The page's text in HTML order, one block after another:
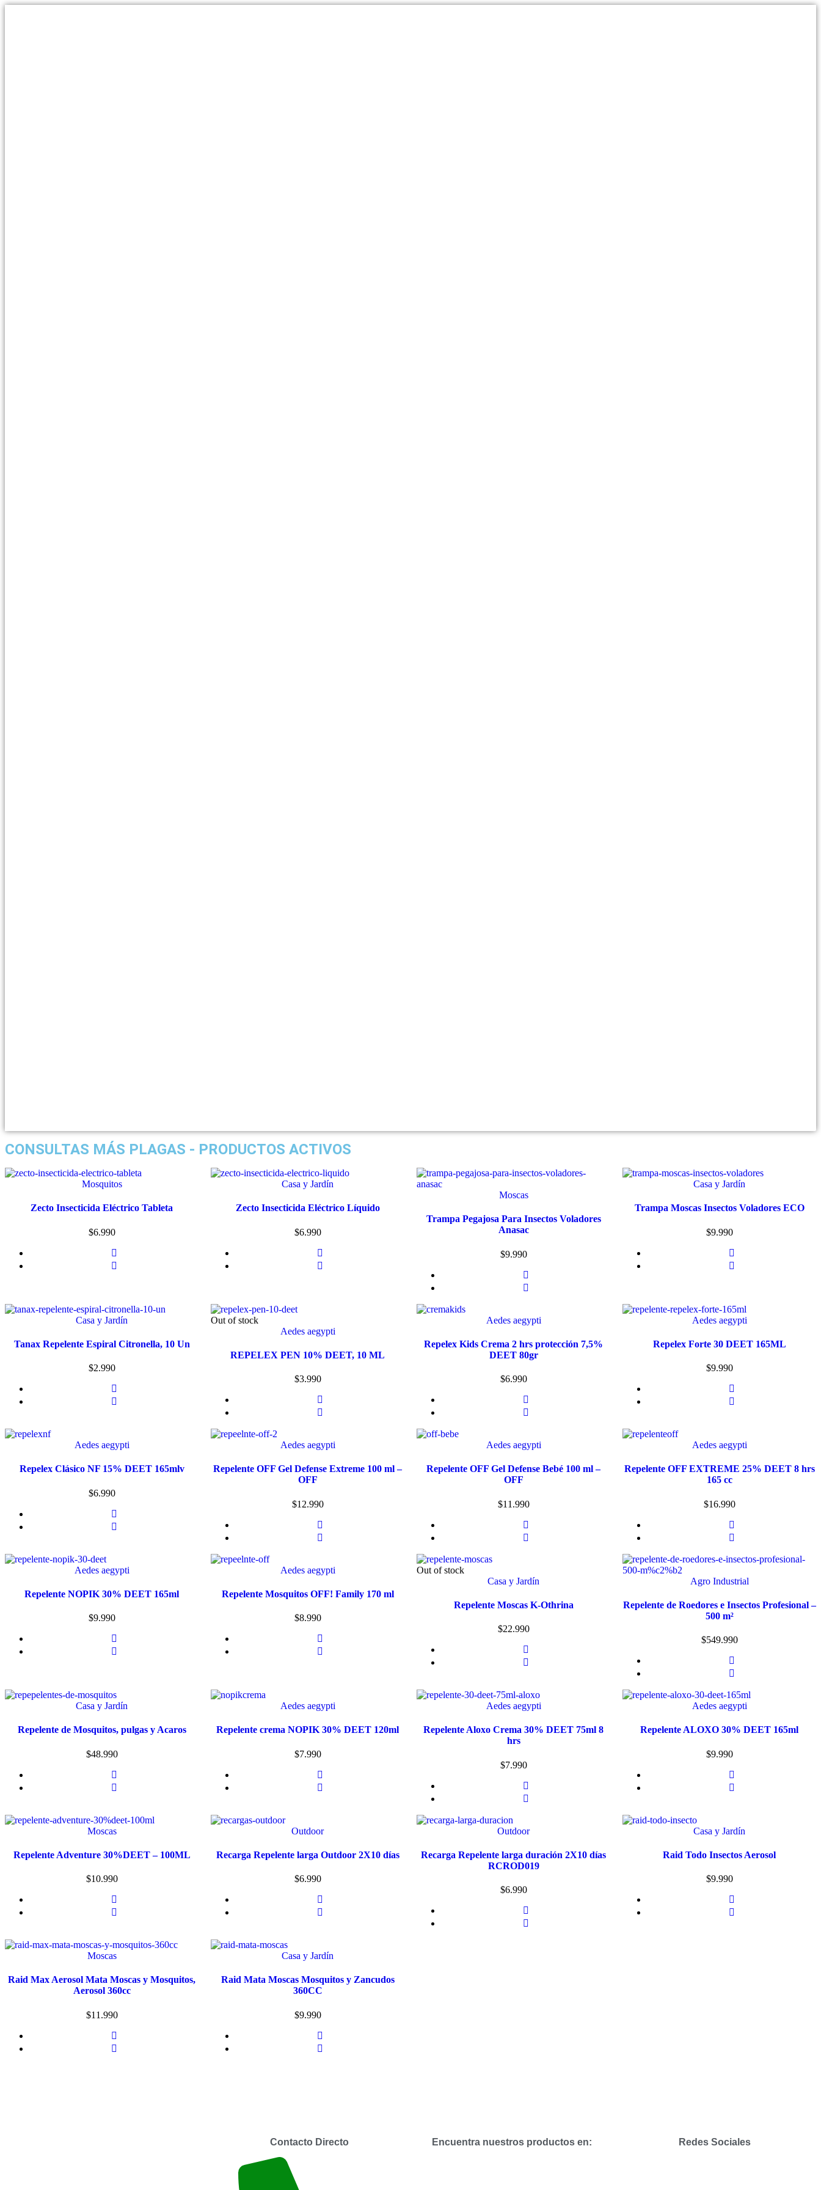
CONSULTAS MÁS PLAGAS - PRODUCTOS ACTIVOS
Mosquitos
Zecto Insecticida Eléctrico Tableta
$6.990
Casa y Jardín
Zecto Insecticida Eléctrico Líquido
$6.990
Moscas
Trampa Pegajosa Para Insectos Voladores
Anasac
$9.990
Casa y Jardín
Trampa Moscas Insectos Voladores ECO
$9.990
Casa y Jardín
Tanax Repelente Espiral Citronella, 10 Un
$2.990
Out of stock
Aedes aegypti
REPELEX PEN 10% DEET, 10 ML
$3.990
Aedes aegypti
Repelex Kids Crema 2 hrs protección 7,5%
DEET 80gr
$6.990
Aedes aegypti
Repelex Forte 30 DEET 165ML
$9.990
Aedes aegypti
Repelex Clásico NF 15% DEET 165mlv
$6.990
Aedes aegypti
Repelente OFF Gel Defense Extreme 100 ml –
OFF
$12.990
Aedes aegypti
Repelente OFF Gel Defense Bebé 100 ml –
OFF
$11.990
Aedes aegypti
Repelente OFF EXTREME 25% DEET 8 hrs
165 cc
$16.990
Aedes aegypti
Repelente NOPIK 30% DEET 165ml
$9.990
Aedes aegypti
Repelente Mosquitos OFF! Family 170 ml
$8.990
Out of stock
Casa y Jardín
Repelente Moscas K-Othrina
$22.990
Agro Industrial
Repelente de Roedores e Insectos Profesional –
500 m²
$549.990
Casa y Jardín
Repelente de Mosquitos, pulgas y Acaros
$48.990
Aedes aegypti
Repelente crema NOPIK 30% DEET 120ml
$7.990
Aedes aegypti
Repelente Aloxo Crema 30% DEET 75ml 8
hrs
$7.990
Aedes aegypti
Repelente ALOXO 30% DEET 165ml
$9.990
Moscas
Repelente Adventure 30%DEET – 100ML
$10.990
Outdoor
Recarga Repelente larga Outdoor 2X10 días
$6.990
Outdoor
Recarga Repelente larga duración 2X10 días
RCROD019
$6.990
Casa y Jardín
Raid Todo Insectos Aerosol
$9.990
Moscas
Raid Max Aerosol Mata Moscas y Mosquitos,
Aerosol 360cc
$11.990
Casa y Jardín
Raid Mata Moscas Mosquitos y Zancudos
360CC
$9.990
Contacto Directo Encuentra nuestros productos en: Redes Sociales